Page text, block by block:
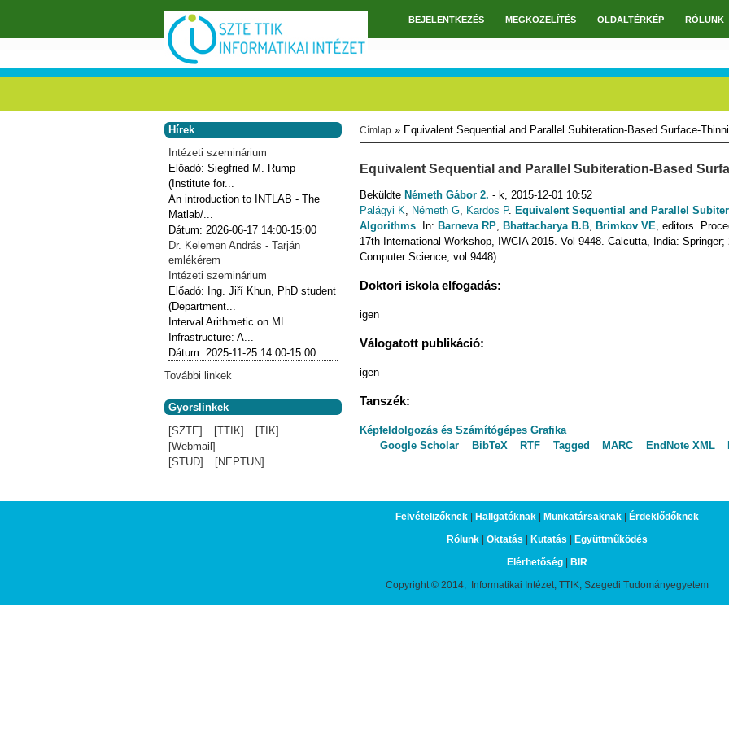
FőmenüBEJELENTKEZÉS MEGKÖZELÍTÉS OLDALTÉRKÉP RÓLUNK
Jelenlegi hely
Címlap » Equivalent Sequential and Parallel Subiteration-Based Surface-
Equivalent Sequential and Parallel Subiteration-Based
Beküldte Németh Gábor 2. - k, 2015-12-01 10:52
Palágyi K, Németh G, Kardos P. Equivalent Sequential and Parallel
Algorithms. In: Barneva RP, Bhattacharya B.B, Brimkov VE, editors.
17th International Workshop, IWCIA 2015. Vol 9448. Calcutta, India:
Computer Science; vol 9448).
Doktori iskola elfogadás:
igen
Válogatott publikáció:
igen
Tanszék:
Képfeldolgozás és Számítógépes Grafika
Google Scholar
BibTeX RTF Tagged MARC EndNote XML
Hírek
Intézeti szeminárium
Előadó:Siegfried M. Rump
(Institute for...
An introduction to INTLAB - The
Matlab/...
Dátum: 2026-06-17 14:00-15:00
Dr. Kelemen András - Tarján
emlékérem
Intézeti szeminárium
Előadó: Ing. Jiří Khun, PhD student
(Department...
Interval Arithmetic on ML
Infrastructure: A...
Dátum: 2025-11-25 14:00-15:00
További linkek
Gyorslinkek
[SZTE]
[TTIK]
[TIK]
[Webmail]
[STUD]
[NEPTUN]
Felvételizőknek| Hallgatóknak| Munkatársaknak| Érdeklődőknek
Rólunk| Oktatás | Kutatás | Együttműködés
Elérhetőség| BIR
Copyright © 2014, Informatikai Intézet, TTIK, Szegedi Tudományegyetem